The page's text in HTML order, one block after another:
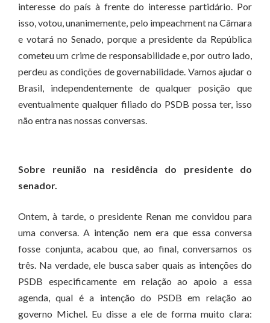
interesse do país à frente do interesse partidário. Por
isso, votou, unanimemente, pelo impeachment na Câmara
e votará no Senado, porque a presidente da República
cometeu um crime de responsabilidade e, por outro lado,
perdeu as condições de governabilidade. Vamos ajudar o
Brasil, independentemente de qualquer posição que
eventualmente qualquer filiado do PSDB possa ter, isso
não entra nas nossas conversas.
Sobre reunião na residência do presidente do
senador.
Ontem, à tarde, o presidente Renan me convidou para
uma conversa. A intenção nem era que essa conversa
fosse conjunta, acabou que, ao final, conversamos os
três. Na verdade, ele busca saber quais as intenções do
PSDB especificamente em relação ao apoio a essa
agenda, qual é a intenção do PSDB em relação ao
governo Michel. Eu disse a ele de forma muito clara: